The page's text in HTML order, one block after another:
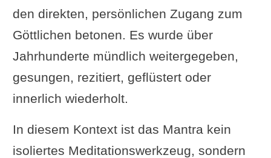
den direkten, persönlichen Zugang zum
Göttlichen betonen. Es wurde über
Jahrhunderte mündlich weitergegeben,
gesungen, rezitiert, geflüstert oder
innerlich wiederholt.
In diesem Kontext ist das Mantra kein
isoliertes Meditationswerkzeug, sondern